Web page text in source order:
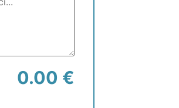
0.00 €